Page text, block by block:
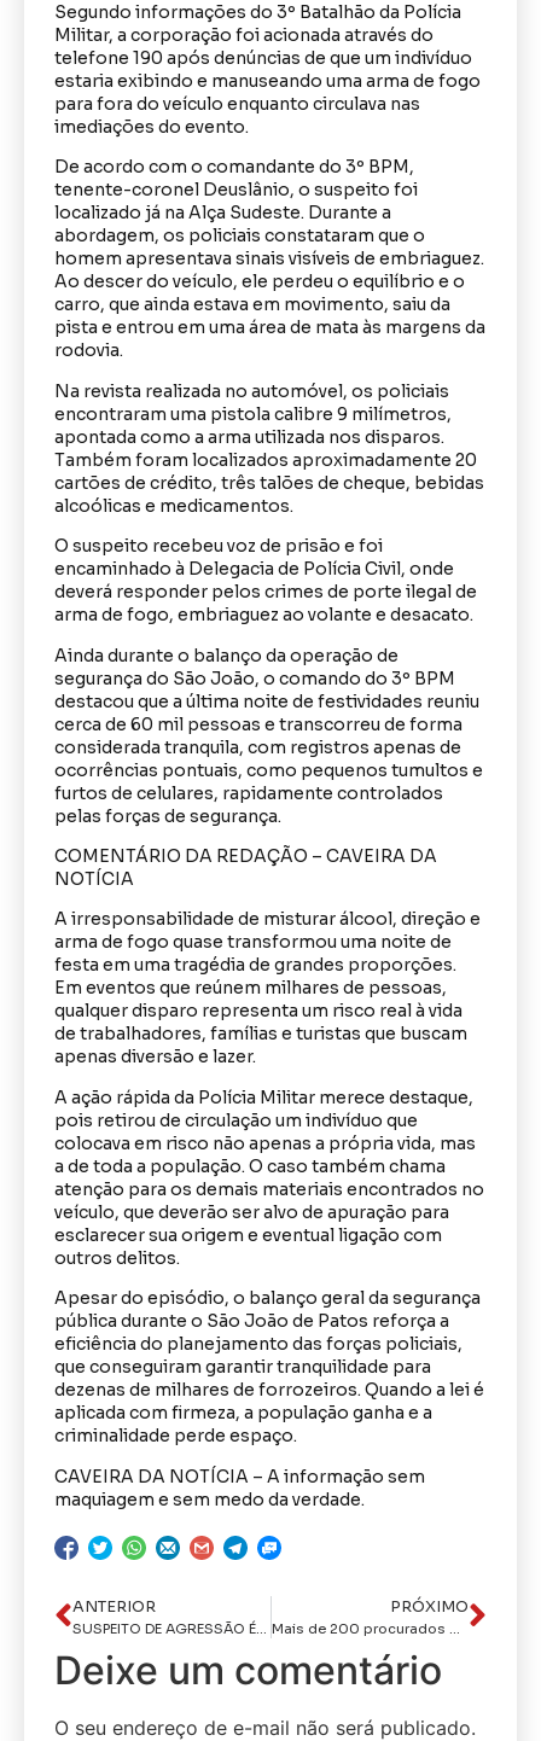
Segundo informações do 3º Batalhão da Polícia
Militar, a corporação foi acionada através do
telefone 190 após denúncias de que um indivíduo
estaria exibindo e manuseando uma arma de fogo
para fora do veículo enquanto circulava nas
imediações do evento.
De acordo com o comandante do 3º BPM,
tenente-coronel Deuslânio, o suspeito foi
localizado já na Alça Sudeste. Durante a
abordagem, os policiais constataram que o
homem apresentava sinais visíveis de embriaguez.
Ao descer do veículo, ele perdeu o equilíbrio e o
carro, que ainda estava em movimento, saiu da
pista e entrou em uma área de mata às margens da
rodovia.
Na revista realizada no automóvel, os policiais
encontraram uma pistola calibre 9 milímetros,
apontada como a arma utilizada nos disparos.
Também foram localizados aproximadamente 20
cartões de crédito, três talões de cheque, bebidas
alcoólicas e medicamentos.
O suspeito recebeu voz de prisão e foi
encaminhado à Delegacia de Polícia Civil, onde
deverá responder pelos crimes de porte ilegal de
arma de fogo, embriaguez ao volante e desacato.
Ainda durante o balanço da operação de
segurança do São João, o comando do 3º BPM
destacou que a última noite de festividades reuniu
cerca de 60 mil pessoas e transcorreu de forma
considerada tranquila, com registros apenas de
ocorrências pontuais, como pequenos tumultos e
furtos de celulares, rapidamente controlados
pelas forças de segurança.
COMENTÁRIO DA REDAÇÃO – CAVEIRA DA
NOTÍCIA
A irresponsabilidade de misturar álcool, direção e
arma de fogo quase transformou uma noite de
festa em uma tragédia de grandes proporções.
Em eventos que reúnem milhares de pessoas,
qualquer disparo representa um risco real à vida
de trabalhadores, famílias e turistas que buscam
apenas diversão e lazer.
A ação rápida da Polícia Militar merece destaque,
pois retirou de circulação um indivíduo que
colocava em risco não apenas a própria vida, mas
a de toda a população. O caso também chama
atenção para os demais materiais encontrados no
veículo, que deverão ser alvo de apuração para
esclarecer sua origem e eventual ligação com
outros delitos.
Apesar do episódio, o balanço geral da segurança
pública durante o São João de Patos reforça a
eficiência do planejamento das forças policiais,
que conseguiram garantir tranquilidade para
dezenas de milhares de forrozeiros. Quando a lei é
aplicada com firmeza, a população ganha e a
criminalidade perde espaço.
CAVEIRA DA NOTÍCIA – A informação sem
maquiagem e sem medo da verdade.
ANTERIOR PRÓXIMO
Deixe um comentário
O seu endereço de e-mail não será publicado.